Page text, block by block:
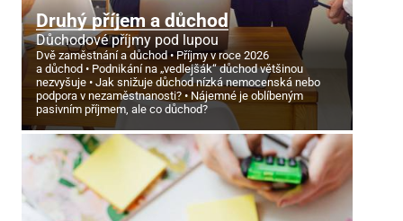
Druhý příjem a důchod
Důchodové příjmy pod lupou
Dvě zaměstnání a důchod
Příjmy v roce 2026
a důchod
Podnikání na „vedlejšák“ důchod většinou
nezvyšuje
Jak snižuje důchod nízká nemocenská nebo
podpora v nezaměstnanosti?
Nájemné je oblíbeným
pasivním příjmem, ale co důchod?